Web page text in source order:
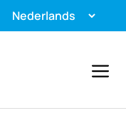
Menu